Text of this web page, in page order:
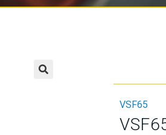
VSF65